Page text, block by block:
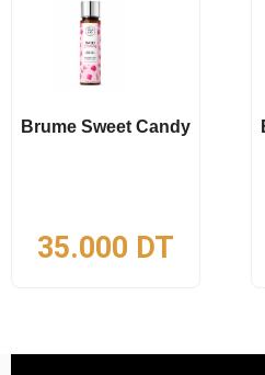
Brume Sweet Candy
35.000 DT